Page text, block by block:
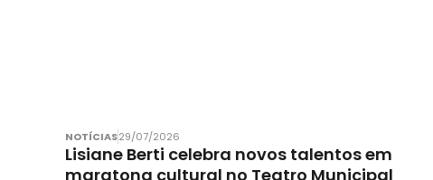
NOTÍCIAS29/07/2026
Lisiane Berti celebra novos talentos em
maratona cultural no Teatro Municipal